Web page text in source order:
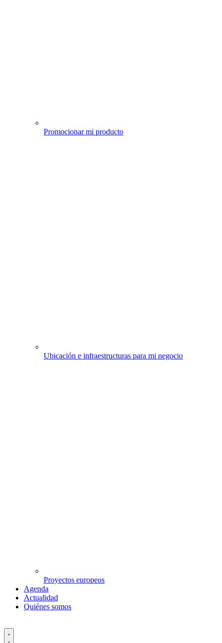
Promocionar mi producto
Ubicación e infraestructuras para mi negocio
Proyectos europeos
Agenda
Actualidad
Quiénes somos